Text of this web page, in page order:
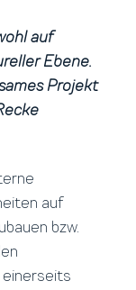
auf
Ebene.
Projekt
auf
bzw.
einerseits